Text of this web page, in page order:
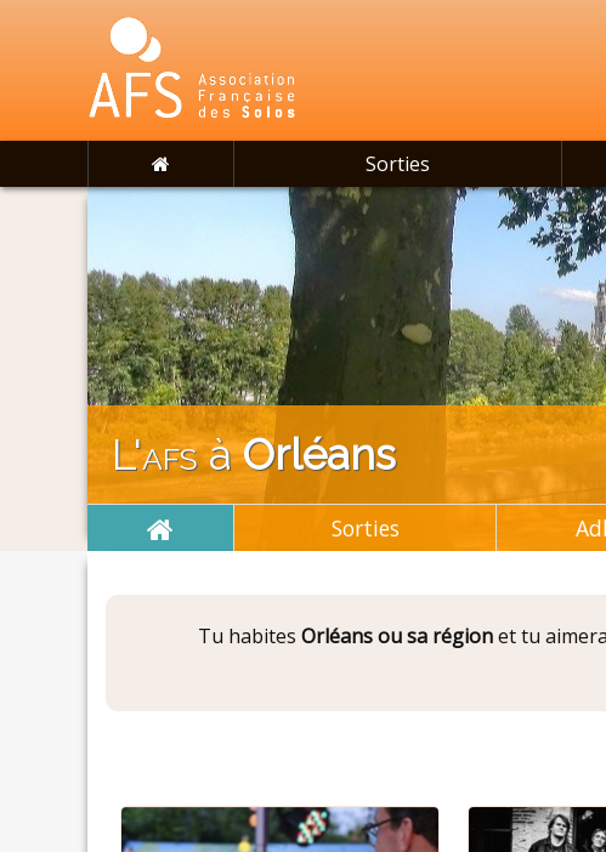
Sorties
L'afsàOrléans
Sorties
Tu habites Orléans ou sa régionet tu